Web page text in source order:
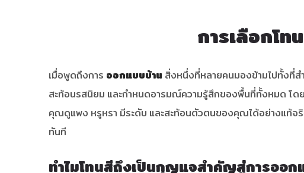
การเลือกโ
เมื่อพูดถึงการ ออกแบบบ้าน สิ่งหนึ่งที่หลายคนมองข้ามไปทั้งที่ส
สะท้อนรสนิยม และกำหนดอารมณ์ความรู้สึกของพื้นที่ทั้งหมด โด
คุณดูแพง หรูหรา มีระดับ และสะท้อนตัวตนของคุณได้อย่างแท้จริ
ทันที
ทำไมโทนสีถึงเป็นกุญแจสำคัญสู่การออก